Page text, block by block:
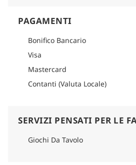
PAGAMENTI
Bonifico Bancario
Visa
Mastercard
Contanti (Valuta Locale)
SERVIZI PENSATI PER LE
Giochi Da Tavolo